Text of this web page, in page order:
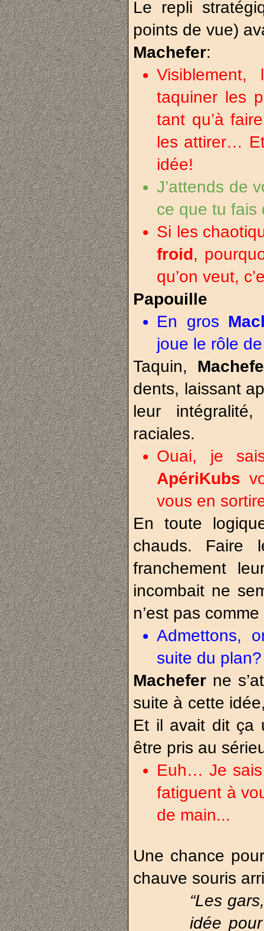
Le repli
points de vue)
Machefer:
taquiner les
tant qu’à
les attirer…
idée!
J’attends de
ce que tu fais
Si les
froid,
qu’on veut,
Papouille
En gros
joue le rôle de
Taquin,
dents, laissant
leur
raciales.
Ouai, je
ApériKubs
vous en
En toute
chauds. Faire
franchement
incombait ne
n’est pas
Admettons,
suite du plan?
Machefer ne
suite à cette
Et il avait dit ça
être pris au
Euh… Je sais
fatiguent à
de main...
Une chance
chauve souris
“Les
idée